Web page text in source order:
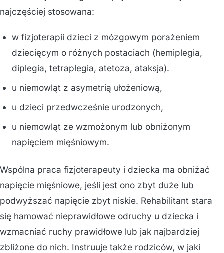
najczęściej stosowana:
w fizjoterapii dzieci z mózgowym porażeniem
dziecięcym o różnych postaciach (hemiplegia,
diplegia, tetraplegia, atetoza, ataksja).
u niemowląt z asymetrią ułożeniową,
u dzieci przedwcześnie urodzonych,
u niemowląt ze wzmożonym lub obniżonym
napięciem mięśniowym.
Wspólna praca fizjoterapeuty i dziecka ma obniżać
napięcie mięśniowe, jeśli jest ono zbyt duże lub
podwyższać napięcie zbyt niskie. Rehabilitant stara
się hamować nieprawidłowe odruchy u dziecka i
wzmacniać ruchy prawidłowe lub jak najbardziej
zbliżone do nich. Instruuje także rodziców, w jaki